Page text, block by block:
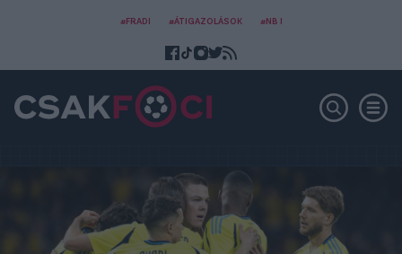
#FRADI #ÁTIGAZOLÁSOK #NB I